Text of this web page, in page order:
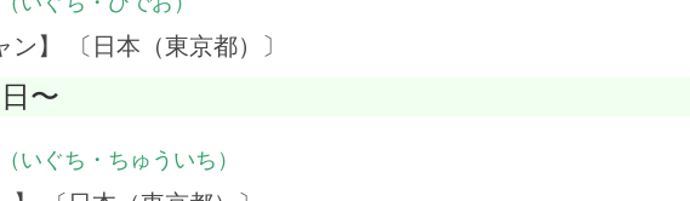
ン】 〔日本（東京都）〕
〜
（いぐち・ちゅういち）